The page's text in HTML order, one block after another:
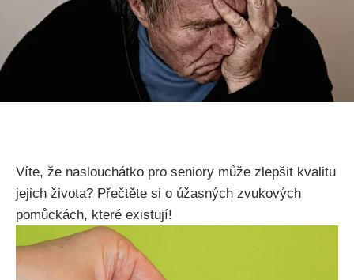
Víte, že naslouchátko pro seniory může zlepšit kvalitu
jejich života? Přečtěte si o úžasných zvukových
pomůckách, které existují!